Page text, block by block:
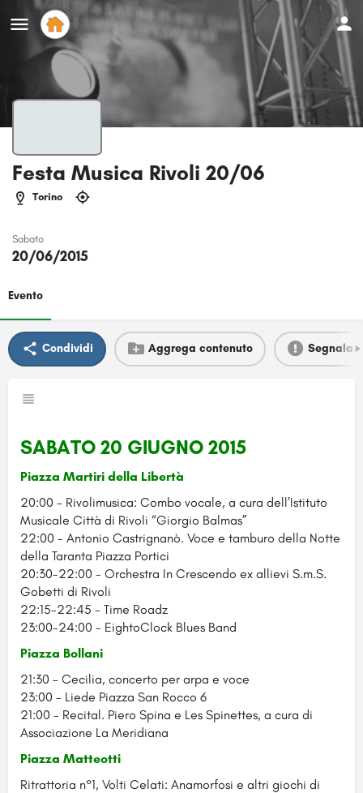
Festa Musica Rivoli 20/06
Torino
Sabato
20/06/2015
Evento
Condividi Aggrega contenuto Segnala
SABATO 20 GIUGNO 2015
Piazza Martiri della Libertà
20:00 - Rivolimusica: Combo vocale, a cura dell’Istituto
Musicale Città di Rivoli “Giorgio Balmas”
22:00 - Antonio Castrignanò. Voce e tamburo della Notte
della Taranta Piazza Portici
20:30-22:00 - Orchestra In Crescendo ex allievi S.m.S.
Gobetti di Rivoli
22:15-22:45 - Time Roadz
23:00-24:00 - EightoClock Blues Band
Piazza Bollani
21:30 - Cecilia, concerto per arpa e voce
23:00 - Liede Piazza San Rocco 6
21:00 - Recital. Piero Spina e Les Spinettes, a cura di
Associazione La Meridiana
Piazza Matteotti
Ritrattoria n°1, Volti Celati: Anamorfosi e altri giochi di